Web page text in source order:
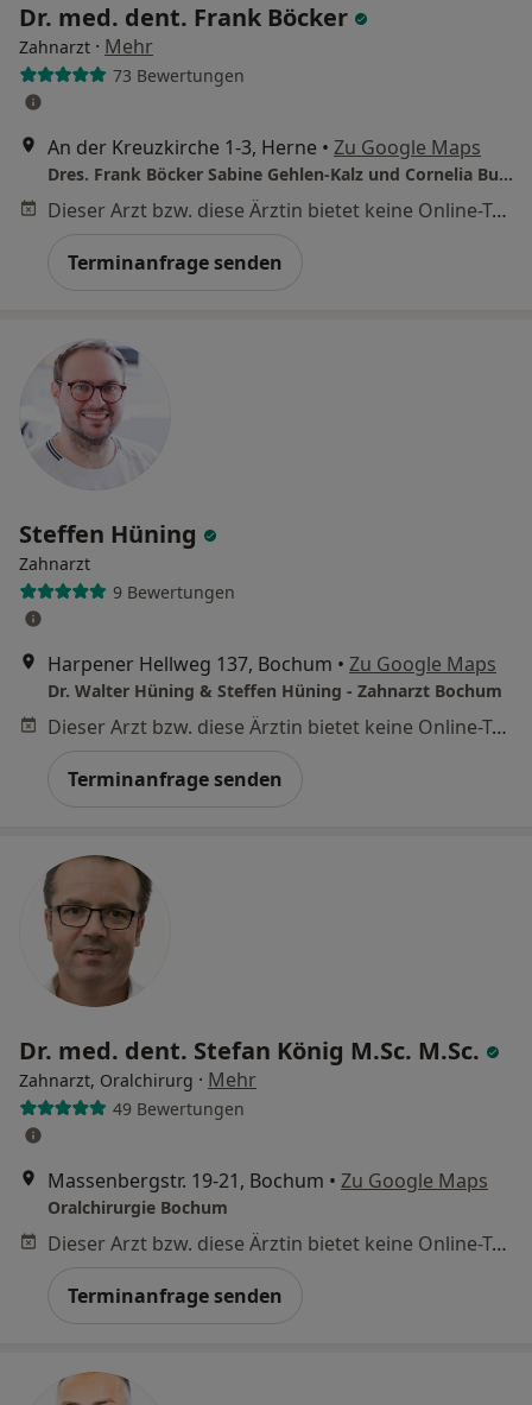
Dr. med. dent. Frank Böcker
Zahnarzt · Mehr
73 Bewertungen
An der Kreuzkirche 1-3, Herne • Zu Google Maps
Dres. Frank Böcker Sabine Gehlen-Kalz und Cornelia Busche
Dieser Arzt bzw. diese Ärztin bietet keine Online-Terminbuchung an diesem Standort an.
Terminanfrage senden
Steffen Hüning
Zahnarzt
9 Bewertungen
Harpener Hellweg 137, Bochum • Zu Google Maps
Dr. Walter Hüning & Steffen Hüning - Zahnarzt Bochum
Dieser Arzt bzw. diese Ärztin bietet keine Online-Terminbuchung an diesem Standort an.
Terminanfrage senden
Dr. med. dent. Stefan König M.Sc. M.Sc.
Zahnarzt, Oralchirurg · Mehr
49 Bewertungen
Massenbergstr. 19-21, Bochum • Zu Google Maps
Oralchirurgie Bochum
Dieser Arzt bzw. diese Ärztin bietet keine Online-Terminbuchung an diesem Standort an.
Terminanfrage senden